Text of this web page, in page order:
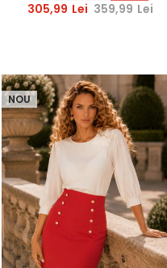
305,99 Lei 359,99 Lei
NOU